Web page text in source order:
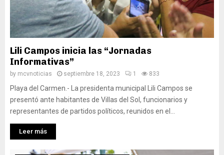
Lili Campos inicia las “Jornadas
Informativas”
by mcvnoticias septiembre 18, 2023 1 833
Playa del Carmen.- La presidenta municipal Lili Campos se
presentó ante habitantes de Villas del Sol, funcionarios y
representantes de partidos políticos, reunidos en el...
Leer más